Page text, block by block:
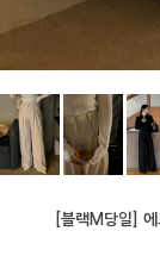
[블랙M당일]